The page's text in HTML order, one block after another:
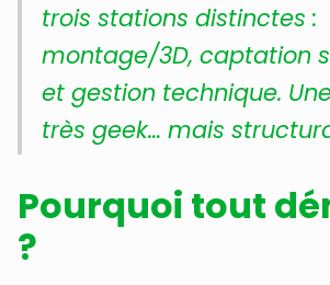
trois stations distinctes :
montage/3D, captation
et gestion technique.
très geek… mais
Pourquoi tout
?